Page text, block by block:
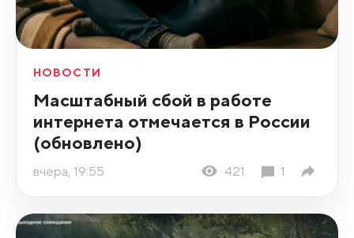
НОВОСТИ
Масштабный сбой в работе
интернета отмечается в России
(обновлено)
вчера, 19:55 421 1